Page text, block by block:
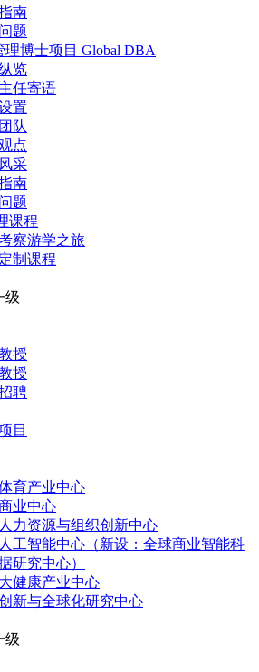
南
题
理博士项目 Global DBA
览
任寄语
置
队
点
采
南
题
课程
察游学之旅
制课程
授
授
聘
目
育产业中心
业中心
力资源与组织创新中心
工智能中心（新设：全球商业智能科
研究中心）
健康产业中心
新与全球化研究中心